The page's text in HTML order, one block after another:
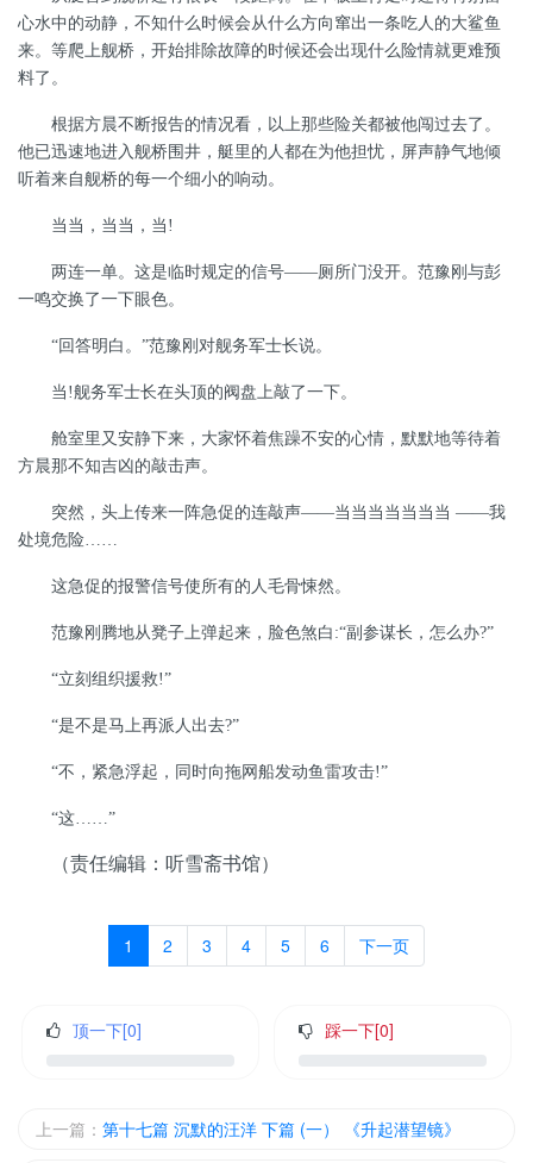
心水中的动静，不知什么时候会从什么方向窜出一条吃人的大鲨鱼
来。等爬上舰桥，开始排除故障的时候还会出现什么险情就更难预
料了。
根据方晨不断报告的情况看，以上那些险关都被他闯过去了。
他已迅速地进入舰桥围井，艇里的人都在为他担忧，屏声静气地倾
听着来自舰桥的每一个细小的响动。
当当，当当，当 !
两连一单。这是临时规定的信号——厕所门没开。范豫刚与彭
一鸣交换了一下眼色。
“回答明白。”范豫刚对舰务军士长说。
当 !舰务军士长在头顶的阀盘上敲了一下。
舱室里又安静下来，大家怀着焦躁不安的心情，默默地等待着
方晨那不知吉凶的敲击声。
突然，头上传来一阵急促的连敲声——当当当当当当当 ——我
处境危险……
这急促的报警信号使所有的人毛骨悚然。
范豫刚腾地从凳子上弹起来，脸色煞白 :“副参谋长，怎么办?”
“立刻组织援救!”
“是不是马上再派人出去?”
“不，紧急浮起，同时向拖网船发动鱼雷攻击!”
“这……”
（责任编辑：听雪斋书馆）
1 2 3 4 5 6 下一页
顶一下[0] 踩一下[0]
上一篇： 第十七篇 沉默的汪洋 下篇 (一） 《升起潜望镜》